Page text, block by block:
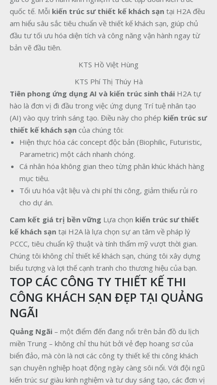
quốc tế. Mỗi kiến trúc sư thiết kế khách sạn tại H2A đều
am hiểu sâu sắc tiêu chuẩn về thiết kế khách sạn, giúp chủ
đầu tư tối ưu hóa diện tích và công năng vận hành ngay từ
bản vẽ đầu tiên.
KTS Hồ Việt Hùng
KTS Phí Thị Thúy Hà
Tiên phong ứng dụng AI và kiến trúc sinh thái H2A tự
hào là đơn vị đi đầu trong việc ứng dụng Trí tuệ nhân tạo
(AI) vào quy trình sáng tạo. Điều này cho phép kiến trúc sư
thiết kế khách sạn của chúng tôi:
Hiện thực hóa các concept độc bản (Biophilic, Futuristic,
Parametric) một cách nhanh chóng.
Cá nhân hóa không gian theo từng phân khúc khách hàng
mục tiêu.
Tối ưu hóa vật liệu và chi phí thi công, giảm thiểu rủi ro
cho dự án.
Cam kết giá trị bền vững Lựa chọn kiến trúc sư thiết
kế khách sạn tại H2A là lựa chọn sự an tâm về pháp lý
PCCC, tiêu chuẩn kỹ thuật và tính thẩm mỹ vượt thời gian.
Chúng tôi không chỉ thiết kế khách sạn, chúng tôi xây dựng
biểu tượng và lợi thế cạnh tranh cho thương hiệu của bạn.
TOP CÁC CÔNG TY THIẾT KẾ THI
CÔNG KHÁCH SẠN ĐẸP TẠI QUẢNG
NGÃI
Quảng Ngãi – một điểm đến đang nổi trên bản đồ du lịch
miền Trung – không chỉ thu hút bởi vẻ đẹp hoang sơ của
biển đảo, mà còn là nơi các công ty thiết kế thi công khách
sạn chuyên nghiệp hoạt động ngày càng sôi nổi. Với đội ngũ
kiến trúc sư giàu kinh nghiệm và tư duy sáng tạo, các đơn vị